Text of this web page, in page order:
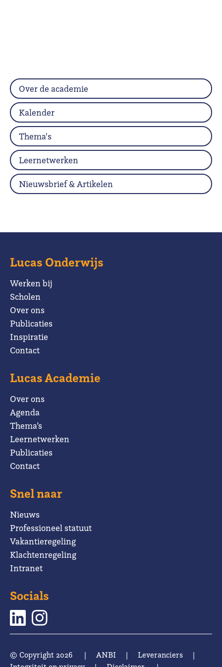
Over de academie
Kalender
Thema's
Leernetwerken
Nieuwsbrief & Artikelen
Lucas Onderwijs
Werken bij
Scholen
Over ons
Publicaties
Inspiratie
Contact
Lucas Academie
Over ons
Agenda
Thema’s
Leernetwerken
Publicaties
Contact
Snel naar
Nieuws
Professioneel statuut
Vakantieregeling
Klachtenregeling
Intranet
Socials
© Copyright 2026 | ANBI | Leveranciers
|